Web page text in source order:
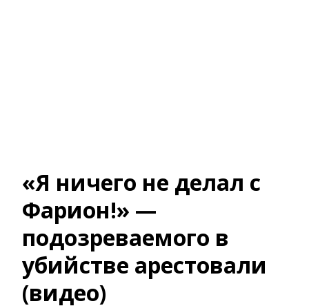
«Я ничего не делал с
Фарион!» —
подозреваемого в
убийстве арестовали
(видео)